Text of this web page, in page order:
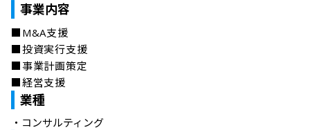
事業内容
■M&A支援
■投資実行支援
■事業計画策定
■経営支援
業種
・ コンサルティング